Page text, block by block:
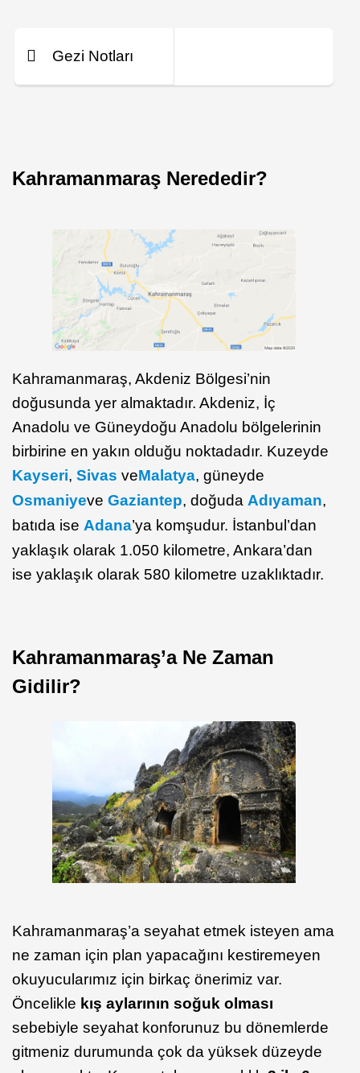
Gezi Notları
Kahramanmaraş Nerededir?
Kahramanmaraş, Akdeniz Bölgesi’nin
doğusunda yer almaktadır. Akdeniz, İç
Anadolu ve Güneydoğu Anadolu bölgelerinin
birbirine en yakın olduğu noktadadır. Kuzeyde
Kayseri, Sivas veMalatya, güneyde
Osmaniyeve Gaziantep, doğuda Adıyaman,
batıda ise Adana’ya komşudur. İstanbul’dan
yaklaşık olarak 1.050 kilometre, Ankara’dan
ise yaklaşık olarak 580 kilometre uzaklıktadır.
Kahramanmaraş’a Ne Zaman
Gidilir?
Kahramanmaraş’a seyahat etmek isteyen ama
ne zaman için plan yapacağını kestiremeyen
okuyucularımız için birkaç önerimiz var.
Öncelikle kış aylarının soğuk olması
sebebiyle seyahat konforunuz bu dönemlerde
gitmeniz durumunda çok da yüksek düzeyde